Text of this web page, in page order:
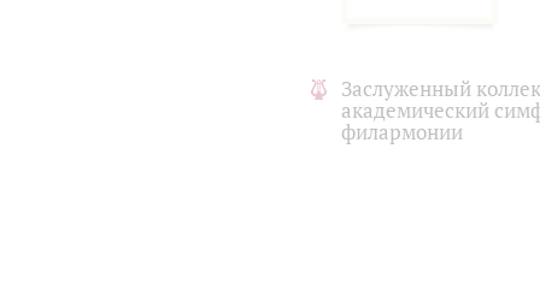
Заслуженный
академический
филармонии